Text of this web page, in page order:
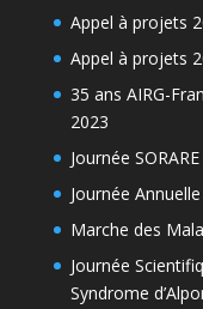
Appel à projets
Appel à projets
35 ans AIRG-
2023
Journée
Journée
Marche des
Journée
Syndrome